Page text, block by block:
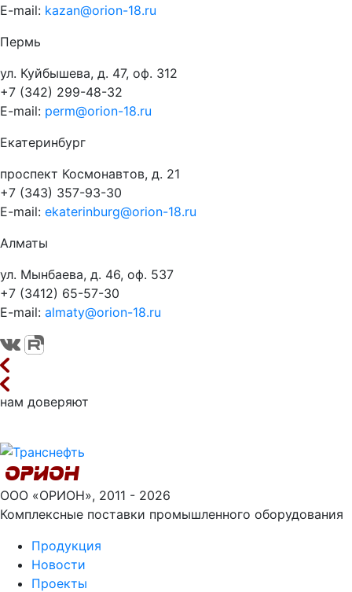
E-mail: kazan@orion-18.ru
Пермь
ул. Куйбышева, д. 47, оф. 312
+7 (342) 299-48-32
E-mail: perm@orion-18.ru
Екатеринбург
проспект Космонавтов, д. 21
+7 (343) 357-93-30
E-mail: ekaterinburg@orion-18.ru
Алматы
ул. Мынбаева, д. 46, оф. 537
+7 (3412) 65-57-30
E-mail: almaty@orion-18.ru
нам доверяют
ООО «ОРИОН», 2011 - 2026
Комплексные поставки промышленного оборудования
Продукция
Новости
Проекты